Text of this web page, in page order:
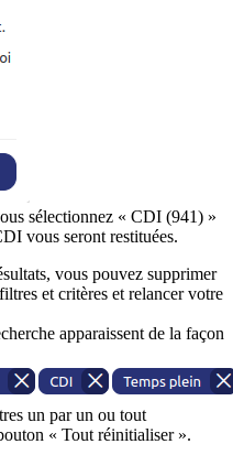
sélectionnez « CDI (941) »
vous seront restituées.
vous pouvez supprimer
et critères et relancer votre
apparaissent de la façon
un par un ou tout
« Tout réinitialiser ».